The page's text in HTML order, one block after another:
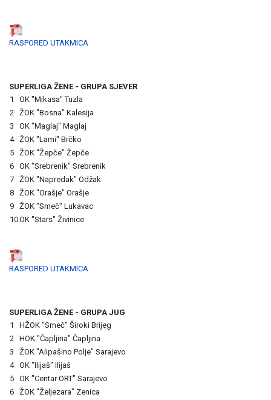
RASPORED UTAKMICA
SUPERLIGA ŽENE - GRUPA SJEVER
1
OK "Mikasa" Tuzla
2 ŽOK "Bosna" Kalesija
3
OK "Maglaj" Maglaj
4 ŽOK "Lami" Brčko
5 ŽOK "Žepče" Žepče
6 OK "Srebrenik" Srebrenik
7 ŽOK "Napredak" Odžak
8 ŽOK "Orašje" Orašje
9 ŽOK "Smeč" Lukavac
10OK "Stars" Živinice
RASPORED UTAKMICA
SUPERLIGA ŽENE - GRUPA JUG
1
HŽOK "Smeč" Široki Brijeg
2
HOK "Čapljina" Čapljina
3
ŽOK "Alipašino Polje" Sarajevo
4 OK "Ilijaš" Ilijaš
5 OK "Centar ORT" Sarajevo
6 ŽOK "Željezara" Zenica